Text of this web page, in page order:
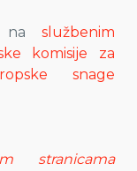
na službenim
komisije za
snage
stranicama